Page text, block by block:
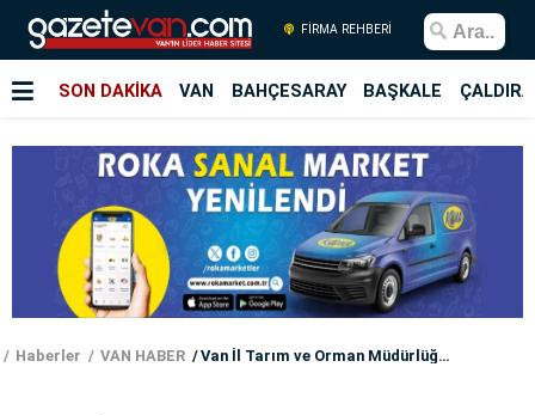
FİRMA REHBERİ
SON DAKİKA VAN BAHÇESARAY BAŞKALE
Haberler VAN HABER Van İl Tarım ve Orman Müdürlüğü'nden denetim